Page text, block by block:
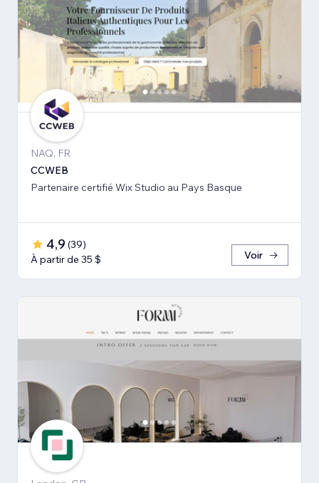
NAQ, FR
CCWEB
Partenaire certifié Wix Studio au Pays Basque
4,9 (39)
À partir de 35 $
Voir